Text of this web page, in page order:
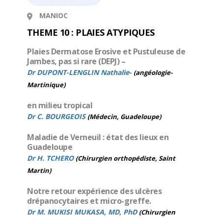
MANIOC
THEME 10 : PLAIES ATYPIQUES
Plaies Dermatose Erosive et Pustuleuse de
Jambes, pas si rare (DEPJ) –
Dr DUPONT-LENGLIN Nathalie- (angéologie-
Martinique)
en milieu tropical
Dr C. BOURGEOIS(Médecin, Guadeloupe)
Maladie de Verneuil : état des lieux en
Guadeloupe
Dr H. TCHERO (Chirurgien orthopédiste, Saint
Martin)
Notre retour expérience des ulcères
drépanocytaires et micro-greffe.
Dr M. MUKISI MUKASA, MD, PhD (Chirurgien